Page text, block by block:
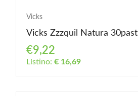
Vicks
Vicks Zzzquil Natura 30past
€9,22
Listino: € 16,69